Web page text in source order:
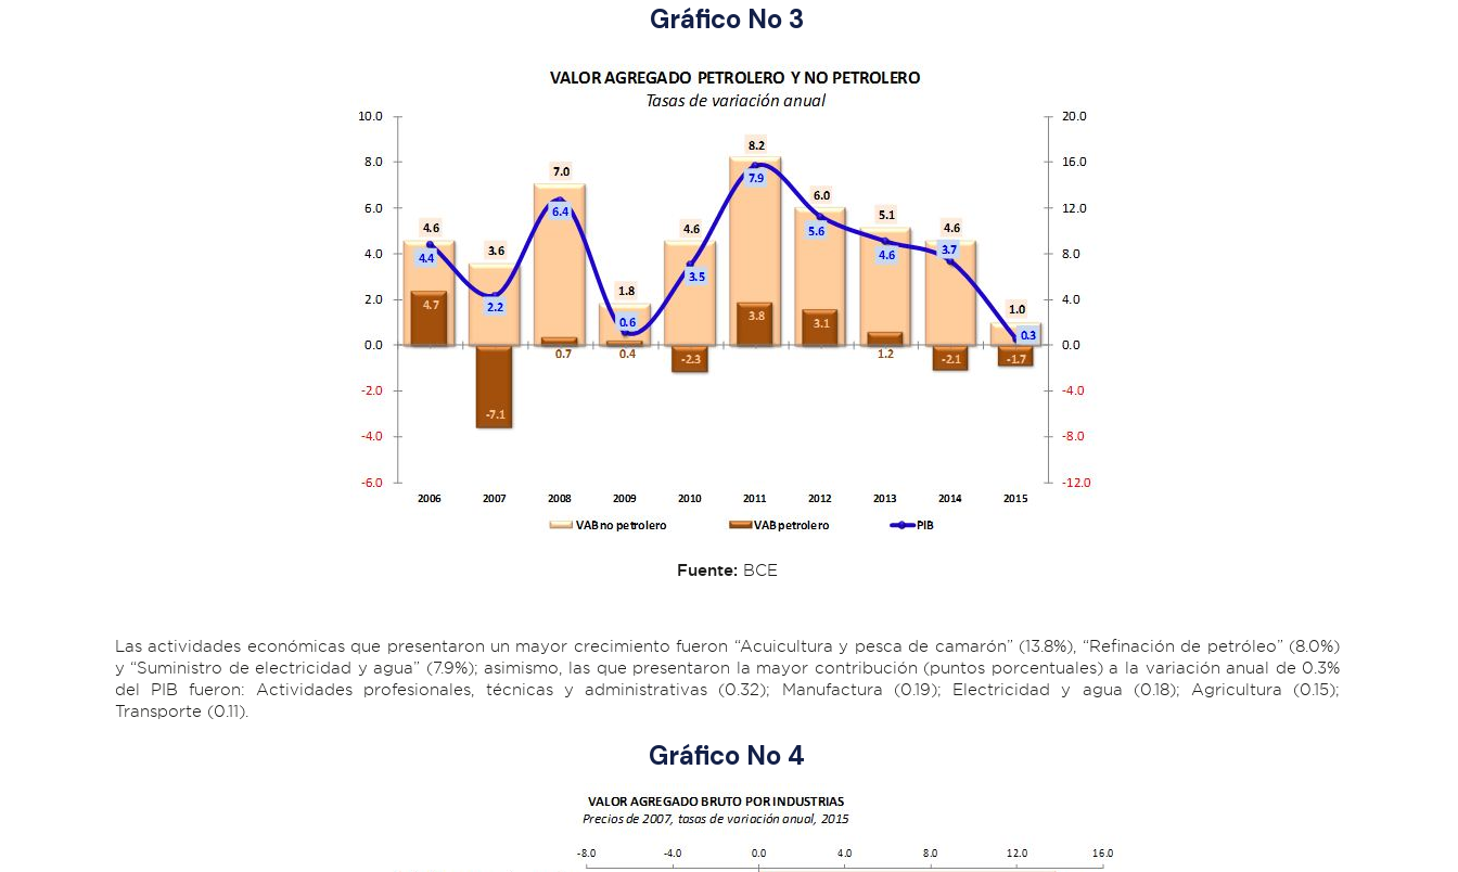
Gráfico No 3
Fuente: BCE
Las actividades económicas que presentaron un mayor crecimiento fueron “Acuicultura y pesca de camarón” (13.8%), “Refinación de petróleo” (8.0%)
y “Suministro de electricidad y agua” (7.9%); asimismo, las que presentaron la mayor contribución (puntos porcentuales) a la variación anual de 0.3%
del PIB fueron: Actividades profesionales, técnicas y administrativas (0.32); Manufactura (0.19); Electricidad y agua (0.18); Agricultura (0.15);
Transporte (0.11).
Gráfico No 4